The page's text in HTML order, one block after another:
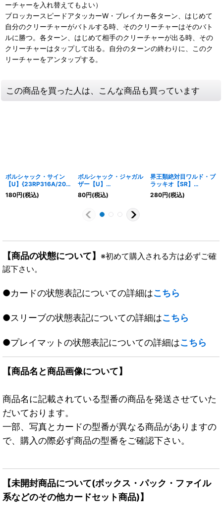
ーチャーを入れ替えてもよい）
ブロッカースピードアタッカーW・ブレイカー各ターン、はじめて
自分のクリーチャーがバトルする時、そのクリーチャーはそのバト
ルに勝つ。各ターン、はじめて相手のクリーチャーが出る時、その
クリーチャーはタップして出る。自分のターンの終わりに、このク
リーチャーをアンタップする。
この商品を買った人は、こんな商品も買っています
ボルシャック・サイン
【U】{23RP316A/20}
《火》
180円(税込)
ボルシャック・ジャガル
ザー【U】
{23RP417A/20}《多》
80円(税込)
界王類絶対目ワルド・ブ
ラッキオ【SR】
{BD054/18}《自然》
280円(税込)
【商品の状態について】 ※初めて購入される方は必ずご確
認下さい。
●カードの状態表記についての詳細はこちら
●スリーブの状態表記についての詳細はこちら
●プレイマットの状態表記についての詳細はこちら
【商品名と商品画像について】
商品名に記載されている型番の商品を発送させていた
だいております。
一部、写真とカードの型番が異なる商品がありますの
で、購入の際必ず商品の型番をご確認下さい。
【未開封商品について(ボックス・パック・ファイル
系などのその他カードセット商品)】